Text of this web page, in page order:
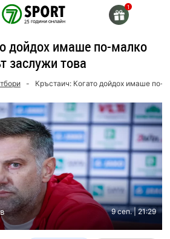
дойдох имаше по-малко
заслужи това
- Кръстаич: Когато дойдох имаше по-
9 сеп. | 21:29